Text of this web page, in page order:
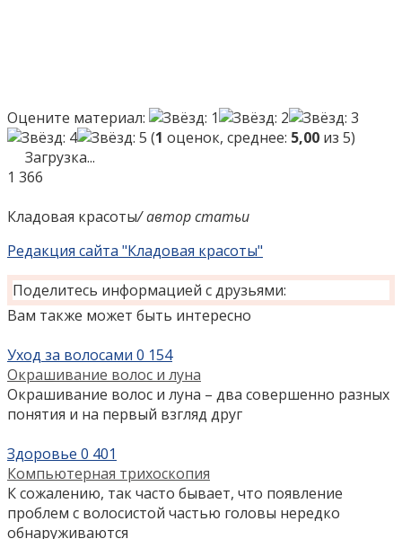
Оцените материал:
(1 оценок, среднее: 5,00 из 5)
Загрузка...
1 366
Кладовая красоты/ автор статьи
Редакция сайта "Кладовая красоты"
Поделитесь информацией с друзьями:
Вам также может быть интересно
Уход за волосами 0 154
Окрашивание волос и луна
Окрашивание волос и луна – два совершенно разных
понятия и на первый взгляд друг
Здоровье 0 401
Компьютерная трихоскопия
К сожалению, так часто бывает, что появление
проблем с волосистой частью головы нередко
обнаруживаются